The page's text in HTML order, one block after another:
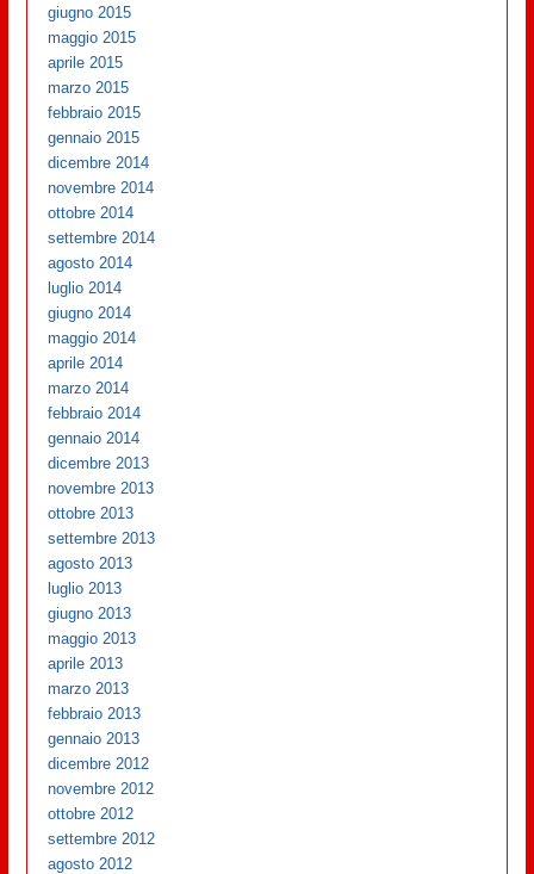
giugno 2015
maggio 2015
aprile 2015
marzo 2015
febbraio 2015
gennaio 2015
dicembre 2014
novembre 2014
ottobre 2014
settembre 2014
agosto 2014
luglio 2014
giugno 2014
maggio 2014
aprile 2014
marzo 2014
febbraio 2014
gennaio 2014
dicembre 2013
novembre 2013
ottobre 2013
settembre 2013
agosto 2013
luglio 2013
giugno 2013
maggio 2013
aprile 2013
marzo 2013
febbraio 2013
gennaio 2013
dicembre 2012
novembre 2012
ottobre 2012
settembre 2012
agosto 2012